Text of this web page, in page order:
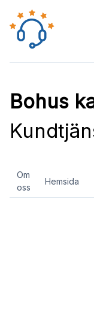
Bohus
Om
oss
Hemsida